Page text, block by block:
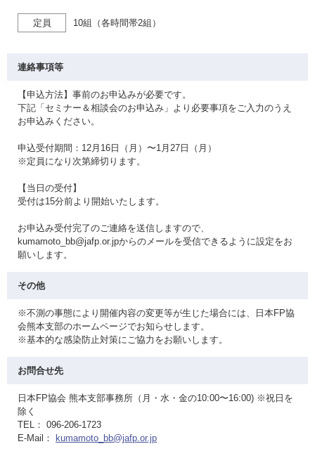
定員 10組（各時間帯2組）
連絡事項等
【申込方法】事前のお申込みが必要です。
下記「セミナー＆相談会のお申込み」より必要事項をご入力のうえ
お申込みください。
申込受付期間：12月16日（月）〜1月27日（月）
※定員になり次第締切ります。
【当日の受付】
受付は15分前より開始いたします。
お申込み受付完了のご連絡を送信しますので、
kumamoto_bb@jafp.or.jpからのメールを受信できるように設定をお
願いします。
その他
※不測の事態により開催内容の変更等が生じた場合には、日本FP協
会熊本支部のホームページでお知らせします。
※基本的な感染防止対策にご協力をお願いします。
お問合せ先
日本FP協会 熊本支部事務所（月・水・金の10:00〜16:00) ※祝日を
除く
TEL： 096-206-1723
E-Mail：
kumamoto_bb@jafp.or.jp